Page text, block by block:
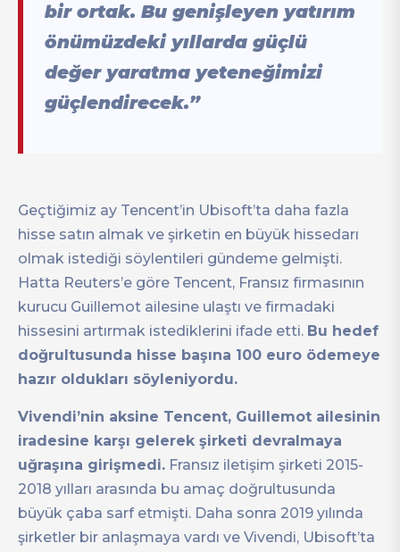
bir ortak. Bu genişleyen yatırım
önümüzdeki yıllarda güçlü
değer yaratma yeteneğimizi
güçlendirecek.”
Geçtiğimiz ay Tencent’in Ubisoft’ta daha fazla
hisse satın almak ve şirketin en büyük hissedarı
olmak istediği söylentileri gündeme gelmişti.
Hatta Reuters’e göre Tencent, Fransız firmasının
kurucu Guillemot ailesine ulaştı ve firmadaki
hissesini artırmak istediklerini ifade etti. Bu hedef
doğrultusunda hisse başına 100 euro ödemeye
hazır oldukları söyleniyordu.
Vivendi’nin aksine Tencent, Guillemot ailesinin
iradesine karşı gelerek şirketi devralmaya
uğraşına girişmedi. Fransız iletişim şirketi 2015-
2018 yılları arasında bu amaç doğrultusunda
büyük çaba sarf etmişti. Daha sonra 2019 yılında
şirketler bir anlaşmaya vardı ve Vivendi, Ubisoft’ta